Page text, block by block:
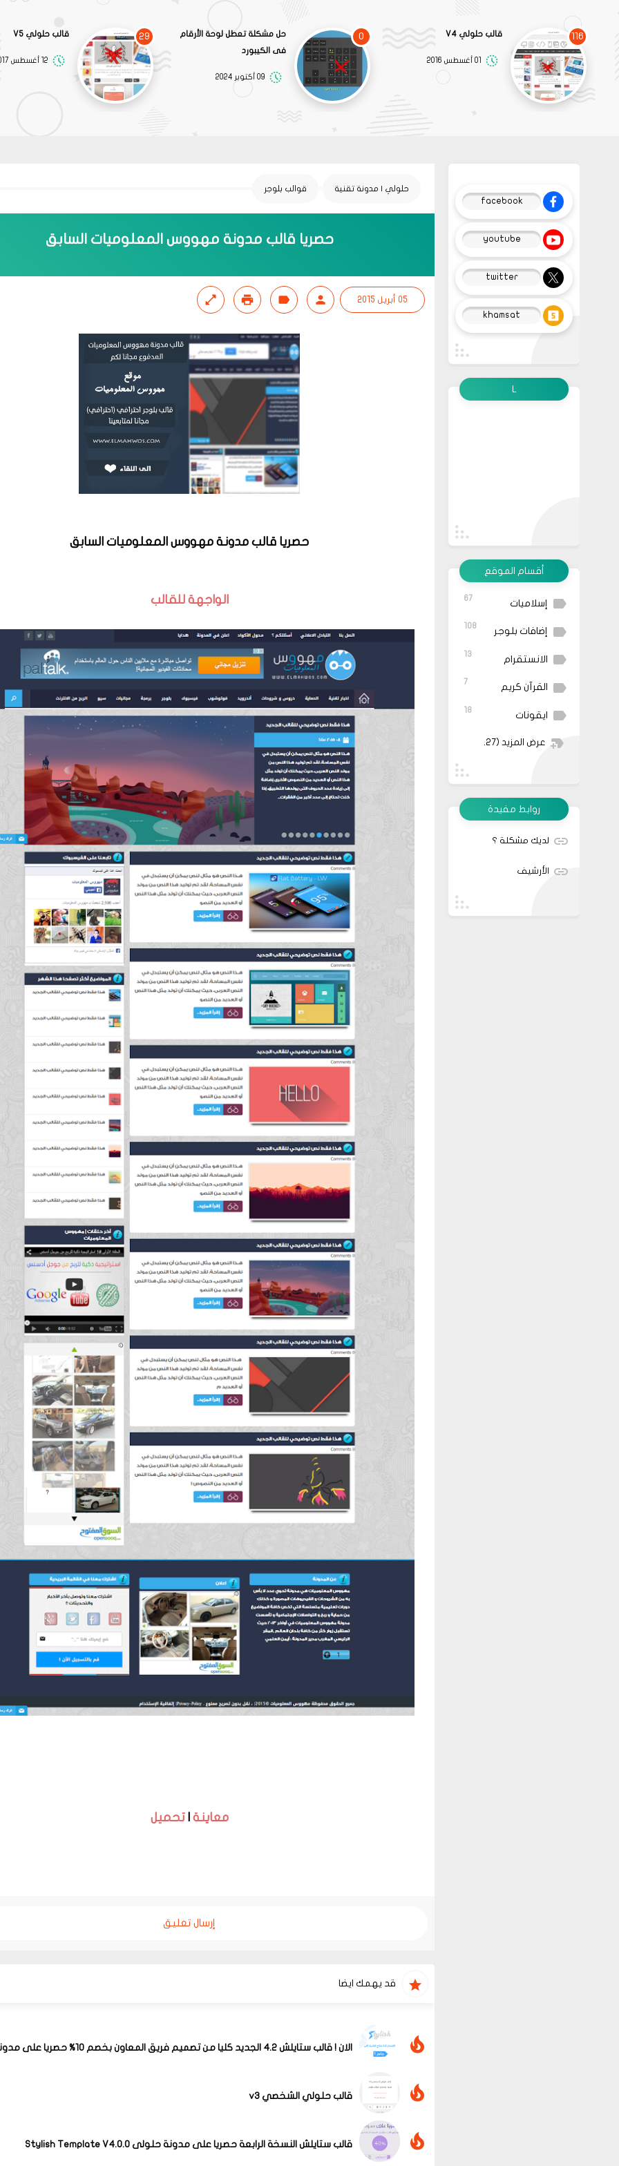
116 قالب حلولي V4
01 أغسطس 2016
0
حل مشكلة تعطل لوحة الأرقام
فى الكيبورد
09 أكتوبر 2024
29 قالب حلولي V5
12 أغسطس 2017
حلولي | مدونة تقنية قوالب بلوجر
حصريا قالب مدونة مهووس المعلوميات السابق
05 أبريل 2015
حصريا قالب مدونة مهووس المعلوميات السابق
الواجهة للقالب
معاينة |تحميل
إرسال تعليق
قد يهمك ايضا
الان ! قالب ستايلش 4.2 الجديد كليا من تصميم فريق المعاون بخصم 10% حصريا على مدونة حلولى
قالب حلولي الشخصي v3
قالب ستايلش النسخة الرابعة حصريا على مدونة حلولى Stylish Template V4.0.0
facebook
youtube
twitter
khamsat
L
أقسام الموقع
إسلاميات 67
إضافات بلوجر 108
الانستقرام 13
القرآن كريم 7
ايقونات 18
عرض المزيد (27)
روابط مفيدة
لديك مشكلة ؟
الأرشيف